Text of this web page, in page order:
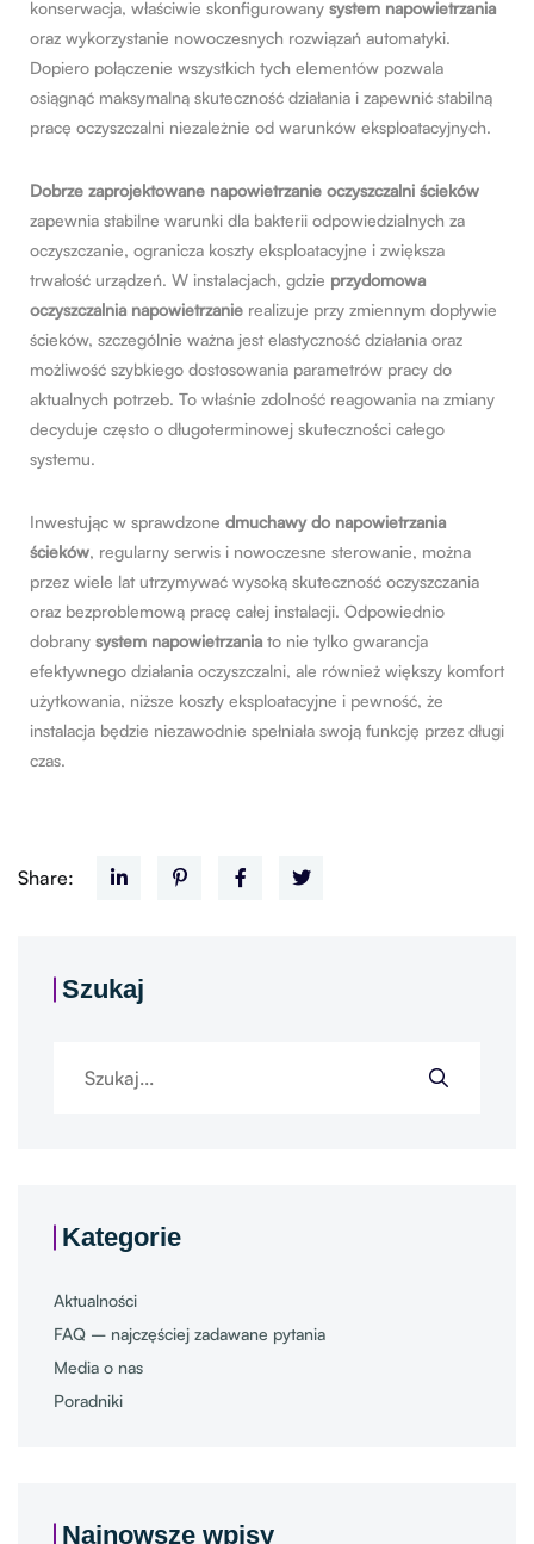
konserwacja, właściwie skonfigurowany system napowietrzania
oraz wykorzystanie nowoczesnych rozwiązań automatyki.
Dopiero połączenie wszystkich tych elementów pozwala
osiągnąć maksymalną skuteczność działania i zapewnić stabilną
pracę oczyszczalni niezależnie od warunków eksploatacyjnych.
Dobrze zaprojektowane napowietrzanie oczyszczalni ścieków
zapewnia stabilne warunki dla bakterii odpowiedzialnych za
oczyszczanie, ogranicza koszty eksploatacyjne i zwiększa
trwałość urządzeń. W instalacjach, gdzie przydomowa
oczyszczalnia napowietrzanie realizuje przy zmiennym dopływie
ścieków, szczególnie ważna jest elastyczność działania oraz
możliwość szybkiego dostosowania parametrów pracy do
aktualnych potrzeb. To właśnie zdolność reagowania na zmiany
decyduje często o długoterminowej skuteczności całego
systemu.
Inwestując w sprawdzone dmuchawy do napowietrzania
ścieków, regularny serwis i nowoczesne sterowanie, można
przez wiele lat utrzymywać wysoką skuteczność oczyszczania
oraz bezproblemową pracę całej instalacji. Odpowiednio
dobrany system napowietrzania to nie tylko gwarancja
efektywnego działania oczyszczalni, ale również większy komfort
użytkowania, niższe koszty eksploatacyjne i pewność, że
instalacja będzie niezawodnie spełniała swoją funkcję przez długi
czas.
Share:
Szukaj
Kategorie
Aktualności
FAQ – najczęściej zadawane pytania
Media o nas
Poradniki
Najnowsze wpisy